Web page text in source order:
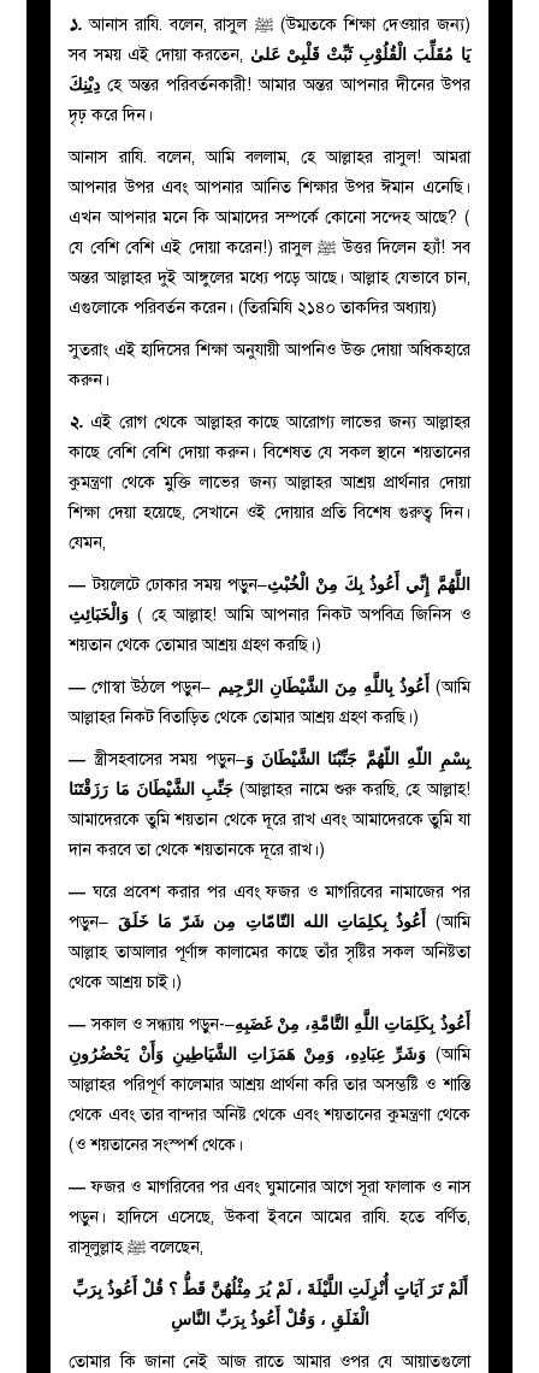
১. আনাস রাযি. বলেন, রাসুল ﷺ (উম্মতকে শিক্ষা দেওয়ার জন্য)
সব সময় এই দোয়া করতেন, يَا مُقَلِّبَ الْقُلُوْبِ ثَبِّتْ قَلْبِىْ عَلىٰ
دِيْنِكَ হে অন্তর পরিবর্তনকারী! আমার অন্তর আপনার দীনের উপর
দৃঢ় করে দিন।
আনাস রাযি. বলেন, আমি বললাম, হে আল্লাহর রাসুল! আমরা
আপনার উপর এবং আপনার আনিত শিক্ষার উপর ঈমান এনেছি।
এখন আপনার মনে কি আমাদের সম্পর্কে কোনো সন্দেহ আছে? (
যে বেশি বেশি এই দোয়া করেন!) রাসুল
ﷺউত্তর দিলেন হ্যাঁ! সব
অন্তর আল্লাহর দুই আঙ্গুলের মধ্যে পড়ে আছে। আল্লাহ যেভাবে চান,
এগুলোকে পরিবর্তন করেন। (তিরমিযি ২১৪০ তাকদির অধ্যায়)
সুতরাং এই হাদিসের শিক্ষা অনুযায়ী আপনিও উক্ত দোয়া অধিকহারে
করুন।
২. এই রোগ থেকে আল্লাহর কাছে আরোগ্য লাভের জন্য আল্লাহর
কাছে বেশি বেশি দোয়া করুন। বিশেষত যে সকল স্থানে শয়তানের
কুমন্ত্রণা থেকে মুক্তি লাভের জন্য আল্লাহর আশ্রয় প্রার্থনার দোয়া
শিক্ষা দেয়া হয়েছে, সেখানে ওই দোয়ার প্রতি বিশেষ গুরুত্ব দিন।
যেমন,
—টয়লেটে ঢোকার সময় পড়ুন–اللَّهُمَّ إِنِّي أَعُوذُ بِكَ مِنْ الْخُبْثِ
وَالْخَبَائِثِ ( হে আল্লাহ! আমি আপনার নিকট অপবিত্র জিনিস ও
শয়তান থেকে তোমার আশ্রয় গ্রহণ করছি।)
—গোস্বা উঠলে পড়ুন– أَعُوذُ بِاللَّهِ مِنَ الشَّيْطَانِ الرَّجِيم (আমি
আল্লাহর নিকট বিতাড়িত থেকে তোমার আশ্রয় গ্রহণ করছি।)
— স্ত্রীসহবাসের সময় পড়ুন–بِسْمِ اللّهِ اللّهُمَّ جَنِّبْنَا الشَّيْطَانَ وَ
جَنِّبِ الشَّيْطَانَ مَا رَزَقْتَنَا (আল্লাহর নামে শুরু করছি, হে আল্লাহ!
আমাদেরকে তুমি শয়তান থেকে দূরে রাখ এবং আমাদেরকে তুমি যা
দান করবে তা থেকে শয়তানকে দূরে রাখ।)
—ঘরে প্রবেশ করার পর এবং ফজর ও মাগরিবের নামাজের পর
পড়ুন– أَعُوذُ بِكلِمَاتِ الله التّامّاتِ مِن شَرّ مَا خَلَقَ
(আমি
আল্লাহ তাআলার পূর্ণাঙ্গ কালামের কাছে তাঁর সৃষ্টির সকল অনিষ্টতা
থেকে আশ্রয় চাই।)
— সকাল ও সন্ধ্যায় পড়ুন-–أَعُوذُ بِكَلِمَاتِ اللَّهِ التَّامَّةِ، مِنْ غَضَبِهِ
وَشَرِّ عِبَادِهِ، وَمِنْ هَمَزَاتِ الشَّيَاطِينِ وَأَنْ يَحْضُرُونِ (আমি
আল্লাহর পরিপূর্ণ কালেমার আশ্রয় প্রার্থনা করি তার অসম্ভষ্টি ও শাস্তি
থেকে এবং তার বান্দার অনিষ্ট থেকে এবং শয়তানের কুমন্ত্রণা থেকে
ও শয়তানের সংস্পর্শ থেকে।)
—ফজর ও মাগরিবের পর এবং ঘুমানোর আগে সূরা ফালাক ও নাস
পড়ুন। হাদিসে এসেছে, উকবা ইবনে আমের রাযি. হতে বর্ণিত,
রাসূলুল্লাহﷺবলেছেন,
أَلَمْ تَرَ آيَاتٍ أُنْزِلَتِ اللَّيْلَةَ ، لَمْ يُرَ مِثْلُهُنَّ قَطُّ ؟ قُلْ أَعُوذُ بِرَبِّ
الْفَلَقِ ، وَقُلْ أَعُوذُ بِرَبِّ النَّاسِ
তোমার কি জানা নেই আজ রাতে আমার ওপর যে আয়াতগুলো